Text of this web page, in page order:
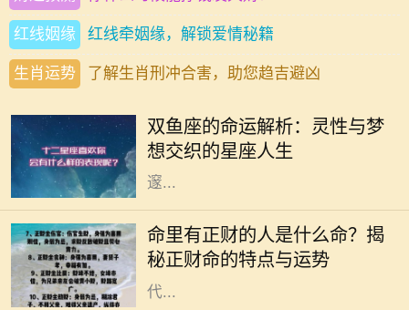
红线姻缘 红线牵姻缘，解锁爱情秘籍
生肖运势 了解生肖刑冲合害，助您趋吉避凶
双鱼座的命运解析：灵性与梦
想交织的星座人生
双鱼座，作为十二星座中的最后一个
鱼座的人通常极具同情心，对周围人
的情感极为敏感，他们像海洋一般深
邃...
命里有正财的人是什么命？揭
秘正财命的特点与运势
命理学是古老而智慧的学问，它通过
分析个人的生辰八字来解读一个人的
命运与性格。在众多命理特征中，正
财命备受关注。正财作为一种命格，
代...